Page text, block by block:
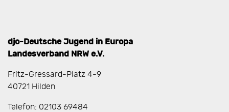
djo-Deutsche Jugend in Europa
Landesverband NRW e.V.
Fritz-Gressard-Platz 4-9
40721 Hilden
Telefon: 02103 69484